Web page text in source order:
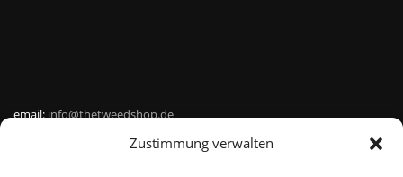
Zustimmung verwalten
email:info@thetweedshop.de
Kvk Nummer: 88959732